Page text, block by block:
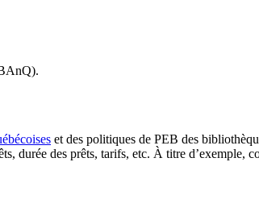
.
et des politiques de PEB des
durée des prêts, tarifs, etc. À titre d’exemple,